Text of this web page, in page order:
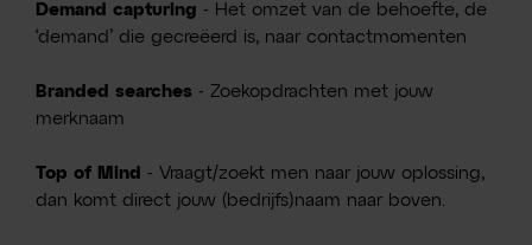
Demand capturing - Het omzet van de behoefte, de
‘demand’ die gecreëerd is, naar contactmomenten
Branded searches - Zoekopdrachten met jouw
merknaam
Top of Mind
- Vraagt/zoekt men naar jouw oplossing,
dan komt direct jouw (bedrijfs)naam naar boven.